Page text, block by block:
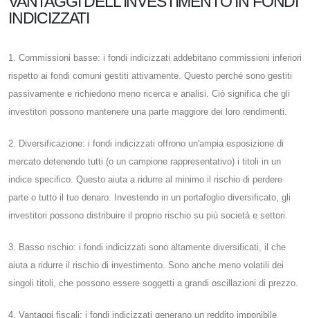
INDICIZZATI
1. Commissioni basse: i fondi indicizzati addebitano commissioni inferiori
rispetto ai fondi comuni gestiti attivamente. Questo perché sono gestiti
passivamente e richiedono meno ricerca e analisi. Ciò significa che gli
investitori possono mantenere una parte maggiore dei loro rendimenti.
2. Diversificazione: i fondi indicizzati offrono un'ampia esposizione di
mercato detenendo tutti (o un campione rappresentativo) i titoli in un
indice specifico. Questo aiuta a ridurre al minimo il rischio di perdere
parte o tutto il tuo denaro. Investendo in un portafoglio diversificato, gli
investitori possono distribuire il proprio rischio su più società e settori.
3. Basso rischio: i fondi indicizzati sono altamente diversificati, il che
aiuta a ridurre il rischio di investimento. Sono anche meno volatili dei
singoli titoli, che possono essere soggetti a grandi oscillazioni di prezzo.
4. Vantaggi fiscali: i fondi indicizzati generano un reddito imponibile